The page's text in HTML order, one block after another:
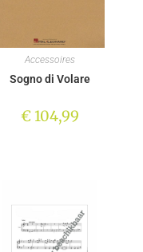
Accessoires
Sogno di Volare
€104,99